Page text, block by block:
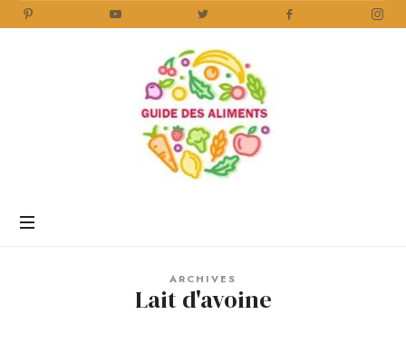
Aliments
ARCHIVES
Lait d'avoine